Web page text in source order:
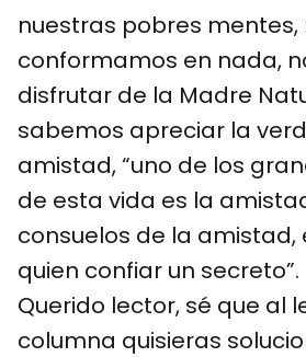
nuestras pobres mentes,
conformamos en nada,
disfrutar de la Madre
sabemos apreciar la
amistad, “uno de los
de esta vida es la
consuelos de la amistad,
quien confiar un
Querido lector, sé que al
columna quisieras